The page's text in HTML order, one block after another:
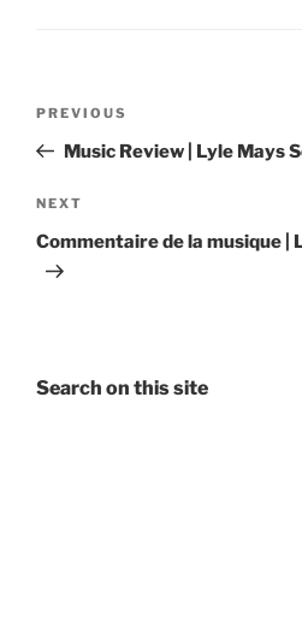
Previous
Post
PREVIOUS
Music Review | Lyle Mays
Next
Post
NEXT
Commentaire de la musique |
Search on this site